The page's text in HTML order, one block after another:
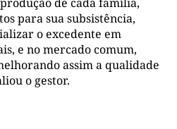
para sua subsistência,
o excedente em
e no mercado comum,
assim a qualidade
o gestor.